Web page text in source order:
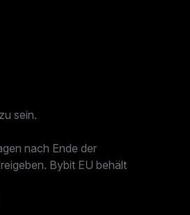
sein.
nach Ende der
Bybit EU behält